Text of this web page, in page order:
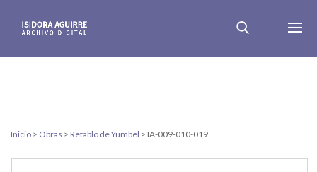
Inicio > Obras > Retablo de Yumbel > IA-009-010-019